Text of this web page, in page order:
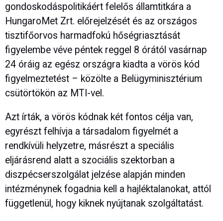
gondoskodáspolitikáért felelős államtitkára a
HungaroMet Zrt. előrejelzését és az országos
tisztifőorvos harmadfokú hőségriasztását
figyelembe véve péntek reggel 8 órától vasárnap
24 óráig az egész országra kiadta a vörös kód
figyelmeztetést – közölte a Belügyminisztérium
csütörtökön az MTI-vel.
Azt írták, a vörös kódnak két fontos célja van,
egyrészt felhívja a társadalom figyelmét a
rendkívüli helyzetre, másrészt a speciális
eljárásrend alatt a szociális szektorban a
diszpécserszolgálat jelzése alapján minden
intézménynek fogadnia kell a hajléktalanokat, attól
függetlenül, hogy kiknek nyújtanak szolgáltatást.